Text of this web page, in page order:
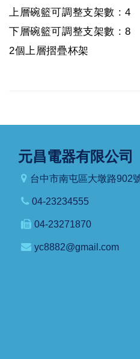
上層碗籃可調整支架數 : 4
下層碗籃可調整支架數 : 8
2個上層摺疊杯架
元昌電器有限公司
台中市南屯區大墩路902
04-23234555
04-23271870
yc8882@gmail.com